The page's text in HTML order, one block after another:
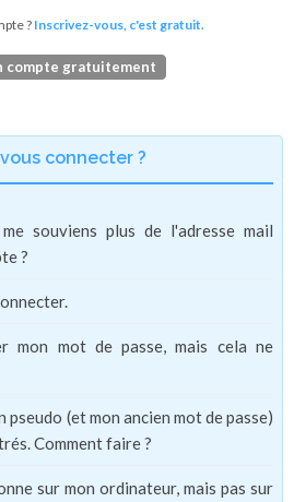
? Inscrivez-vous, c'est gratuit.
compte gratuitement
connecter ?
souviens plus de l'adresse mail
?
mon mot de passe, mais cela ne
(et mon ancien mot de passe)
Comment faire ?
sur mon ordinateur, mais pas sur